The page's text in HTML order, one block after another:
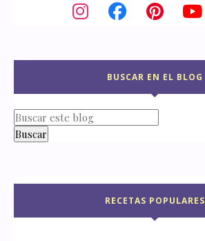
BUSCAR EN EL BLOG
RECETAS POPULARES